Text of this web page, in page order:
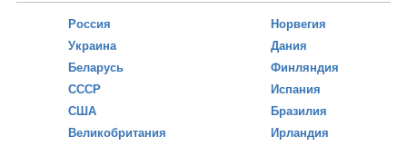
Россия
Украина
Беларусь
СССР
США
Великобритания
Норвегия
Дания
Финляндия
Испания
Бразилия
Ирландия